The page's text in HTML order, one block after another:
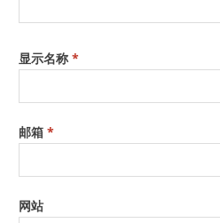
显示名称*
邮箱*
网站